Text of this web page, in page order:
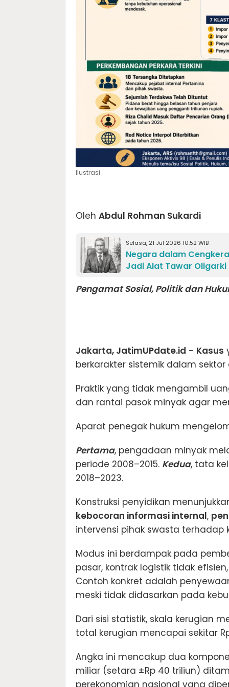
Ilustrasi
Oleh Abdul Rohman Sukardi
Selasa, 21 Jul 2026 10:52 WIB
Negara dalam
Jadi Alat Tawar Oligarki
Pengamat Sosial, Politik dan
Jakarta, JatimUPdate.id - Kasus
berkarakter sistemik dalam sektor
Praktik yang tidak mengambil
dan rantai pasok minyak agar
Aparat penegak hukum
Pertama, pengadaan minyak
periode 2008–2015. Kedua, tata
2018–2023.
Konstruksi penyidikan
kebocoran informasi internal,
intervensi pihak swasta terhadap
Modus ini berdampak pada
pasar, kontrak logistik tidak
Contoh konkret adalah
meski tidak didasarkan pada
Dari sisi statistik, skala kerugian
total kerugian mencapai sekitar
Angka ini mencakup dua
miliar (setara ±Rp 40 triliun)
perekonomian nasional yang